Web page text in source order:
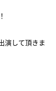
演して頂きま